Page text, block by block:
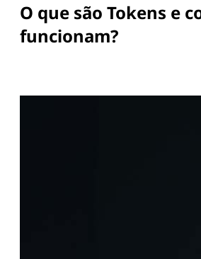
O que são Tokens e
funcionam?